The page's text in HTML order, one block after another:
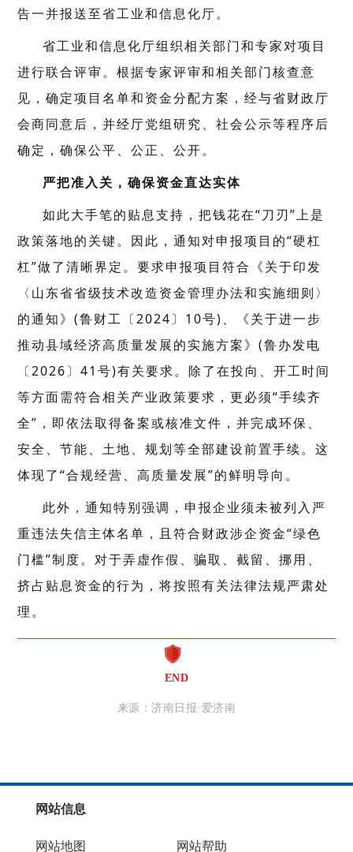
告一并报送至省工业和信息化厅。
省工业和信息化厅组织相关部门和专家对项目
进行联合评审。根据专家评审和相关部门核查意
见，确定项目名单和资金分配方案，经与省财政厅
会商同意后，并经厅党组研究、社会公示等程序后
确定，确保公平、公正、公开。
严把准入关，确保资金直达实体
如此大手笔的贴息支持，把钱花在“刀刃”上是
政策落地的关键。因此，通知对申报项目的“硬杠
杠”做了清晰界定。要求申报项目符合《关于印发
〈山东省省级技术改造资金管理办法和实施细则〉
的通知》(鲁财工〔2024〕10号)、《关于进一步
推动县域经济高质量发展的实施方案》(鲁办发电
〔2026〕41号)有关要求。除了在投向、开工时间
等方面需符合相关产业政策要求，更必须“手续齐
全”，即依法取得备案或核准文件，并完成环保、
安全、节能、土地、规划等全部建设前置手续。这
体现了“合规经营、高质量发展”的鲜明导向。
此外，通知特别强调，申报企业须未被列入严
重违法失信主体名单，且符合财政涉企资金“绿色
门槛”制度。对于弄虚作假、骗取、截留、挪用、
挤占贴息资金的行为，将按照有关法律法规严肃处
理。
END
来源：济南日报·爱济南
网站信息
网站地图 网站帮助